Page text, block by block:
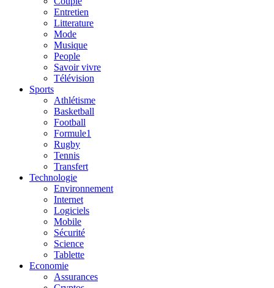
Entretien
Litterature
Mode
Musique
People
Savoir vivre
Télévision
Sports
Athlétisme
Basketball
Football
Formule1
Rugby
Tennis
Transfert
Technologie
Environnement
Internet
Logiciels
Mobile
Sécurité
Science
Tablette
Economie
Assurances